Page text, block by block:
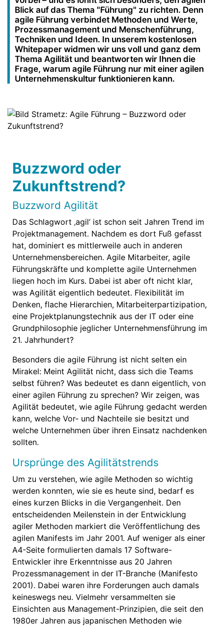
Blick auf das Thema "Führung" zu richten. Denn
agile Führung verbindet Methoden und Werte,
Prozessmanagement und Menschenführung,
Techniken und Ideen. In unserem kostenlosen
Whitepaper widmen wir uns voll und ganz dem
Thema Agilität und beantworten wir Ihnen die
Frage, warum agile Führung nur mit einer agilen
Unternehmenskultur funktionieren kann.
Buzzword oder
Zukunftstrend?
Buzzword Agilität
Das Schlagwort ‚agil‘ ist schon seit Jahren Trend im
Projektmanagement. Nachdem es dort Fuß gefasst
hat, dominiert es mittlerweile auch in anderen
Unternehmensbereichen. Agile Mitarbeiter, agile
Führungskräfte und komplette agile Unternehmen
liegen hoch im Kurs. Dabei ist aber oft nicht klar,
was Agilität eigentlich bedeutet. Flexibilität im
Denken, flache Hierarchien, Mitarbeiterpartizipation,
eine Projektplanungstechnik aus der IT oder eine
Grundphilosophie jeglicher Unternehmensführung im
21. Jahrhundert?
Besonders die agile Führung ist nicht selten ein
Mirakel: Meint Agilität nicht, dass sich die Teams
selbst führen? Was bedeutet es dann eigentlich, von
einer agilen Führung zu sprechen? Wir zeigen, was
Agilität bedeutet, wie agile Führung gedacht werden
kann, welche Vor- und Nachteile sie besitzt und
welche Unternehmen über ihren Einsatz nachdenken
sollten.
Ursprünge des Agilitätstrends
Um zu verstehen, wie agile Methoden so wichtig
werden konnten, wie sie es heute sind, bedarf es
eines kurzen Blicks in die Vergangenheit. Den
entscheidenden Meilenstein in der Entwicklung
agiler Methoden markiert die Veröffentlichung des
agilen Manifests im Jahr 2001. Auf weniger als einer
A4-Seite formulierten damals 17 Software-
Entwickler ihre Erkenntnisse aus 20 Jahren
Prozessmanagement in der IT-Branche (Manifesto
2001). Dabei waren ihre Forderungen auch damals
keineswegs neu. Vielmehr versammelten sie
Einsichten aus Management-Prinzipien, die seit den
1980er Jahren aus japanischen Methoden wie